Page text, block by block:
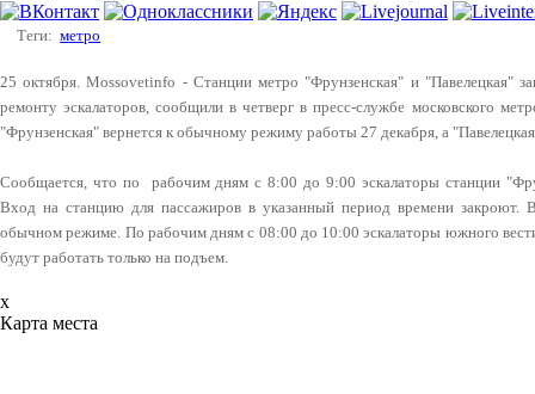
Теги: метро
25 октября. Mossovetinfo - Станции метро "Фрунзенская" и "Павелецкая"
ремонту эскалаторов, сообщили в четверг в пресс-службе московского
"Фрунзенская" вернется к обычному режиму работы 27 декабря, а
Сообщается, что по рабочим дням с 8:00 до 9:00 эскалаторы станции
Вход на станцию для пассажиров в указанный период времени закроют.
обычном режиме. По рабочим дням с 08:00 до 10:00 эскалаторы южного
будут работать только на подъем.
x
Карта места